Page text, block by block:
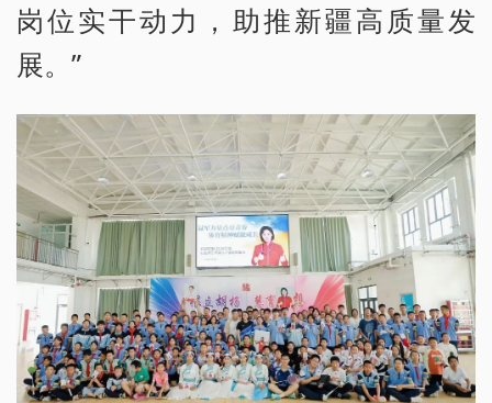
岗位实干动力，助推新疆高质量发
展。”